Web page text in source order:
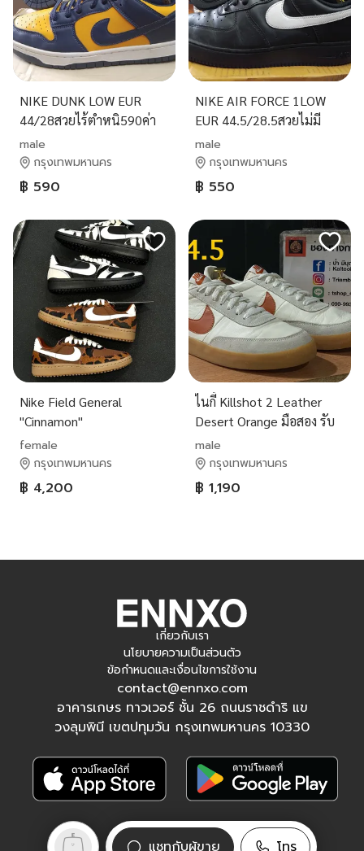
NIKE DUNK LOW EUR
44/28สวยไร้ตำหนิ590ค่า
ส่ง50
male
กรุงเทพมหานคร
฿ 590
NIKE AIR FORCE 1LOW
EUR 44.5/28.5สวยไม่มี
ตำหนิ550ค่าส่ง50
male
กรุงเทพมหานคร
฿ 550
Nike Field General
"Cinnamon"
female
กรุงเทพมหานคร
฿ 4,200
ไนกี้ Killshot 2 Leather
Desert Orange มือสอง รับ
ประกันแท้ 💯💯💯
male
กรุงเทพมหานคร
฿ 1,190
แชทกับผู้ขาย โทร
เกี่ยวกับเรา
นโยบายความเป็นส่วนตัว
ข้อกำหนดและเงื่อนไขการใช้งาน
contact@ennxo.com
อาคารเกษร ทาวเวอร์ ชั้น 26 ถนนราชดำริ แข
วงลุมพินี เขตปทุมวัน กรุงเทพมหานคร 10330
ติดตามเรา